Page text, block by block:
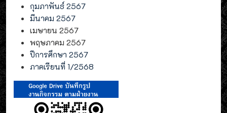
กุมภาพันธ์ 2567
มีนาคม 2567
เมษายน 2567
พฤษภาคม 2567
ปีการศึกษา 2567
ภาคเรียนที่ 1/2568